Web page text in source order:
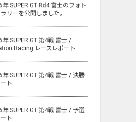
年 SUPER GT Rd4 富士のフォト
リーを公開しました。
年 SUPER GT 第4戦 富士 /
Racing レースレポート
年 SUPER GT 第4戦 富士 / 決勝
ト
年 SUPER GT 第4戦 富士 / 予選
ト